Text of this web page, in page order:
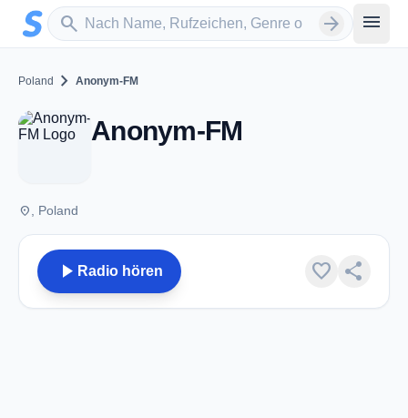
Zum Hauptinhalt springen
search
Sender suchen arrow_forward menu
Poland chevron_right Anonym-FM
Anonym-FM
place , Poland
play_arrow Radio hören favorite share